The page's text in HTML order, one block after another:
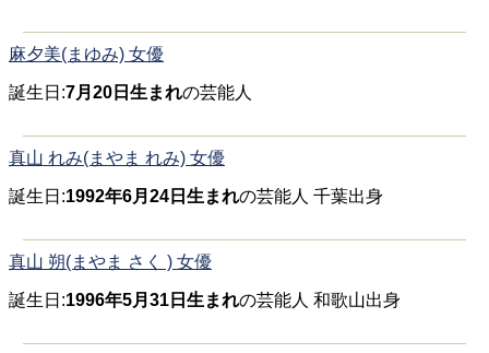
麻夕美(まゆみ) 女優
誕生日:7月20日生まれの芸能人
真山 れみ(まやま れみ) 女優
誕生日:1992年6月24日生まれの芸能人 千葉出身
真山 朔(まやま さく ) 女優
誕生日:1996年5月31日生まれの芸能人 和歌山出身